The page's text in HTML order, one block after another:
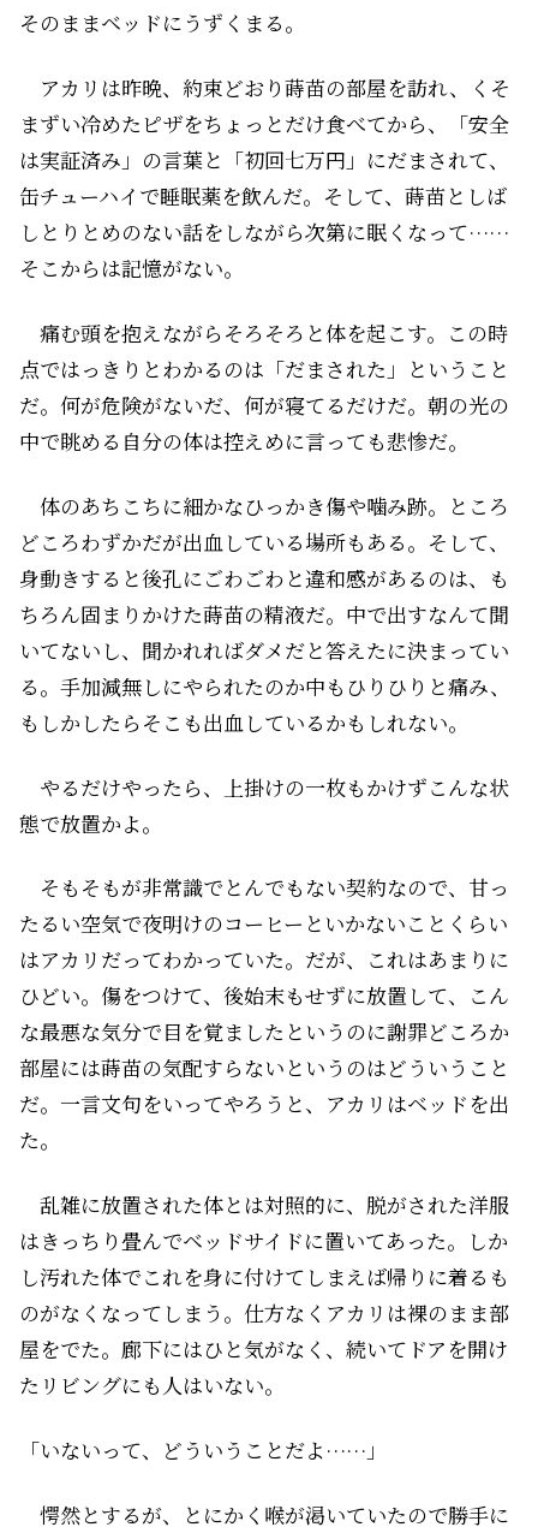
そのままベッドにうずくまる。
アカリは昨晩、約束どおり蒔苗の部屋を訪れ、くそ
まずい冷めたピザをちょっとだけ食べてから、「安全
は実証済み」の言葉と「初回七万円」にだまされて、
缶チューハイで睡眠薬を飲んだ。そして、蒔苗としば
しとりとめのない話をしながら次第に眠くなって……
そこからは記憶がない。
痛む頭を抱えながらそろそろと体を起こす。この時
点ではっきりとわかるのは「だまされた」ということ
だ。何が危険がないだ、何が寝てるだけだ。朝の光の
中で眺める自分の体は控えめに言っても悲惨だ。
体のあちこちに細かなひっかき傷や噛み跡。ところ
どころわずかだが出血している場所もある。そして、
身動きすると後孔にごわごわと違和感があるのは、も
ちろん固まりかけた蒔苗の精液だ。中で出すなんて聞
いてないし、聞かれればダメだと答えたに決まってい
る。手加減無しにやられたのか中もひりひりと痛み、
もしかしたらそこも出血しているかもしれない。
――やるだけやったら、上掛けの一枚もかけずこんな状
態で放置かよ。
そもそもが非常識でとんでもない契約なので、甘っ
たるい空気で夜明けのコーヒーといかないことくらい
はアカリだってわかっていた。だが、これはあまりに
ひどい。傷をつけて、後始末もせずに放置して、こん
な最悪な気分で目を覚ましたというのに謝罪どころか
部屋には蒔苗の気配すらないというのはどういうこと
だ。一言文句をいってやろうと、アカリはベッドを出
た。
乱雑に放置された体とは対照的に、脱がされた洋服
はきっちり畳んでベッドサイドに置いてあった。しか
し汚れた体でこれを身に付けてしまえば帰りに着るも
のがなくなってしまう。仕方なくアカリは裸のまま部
屋をでた。廊下にはひと気がなく、続いてドアを開け
たリビングにも人はいない。
「いないって、どういうことだよ……」
愕然とするが、とにかく喉が渇いていたので勝手に